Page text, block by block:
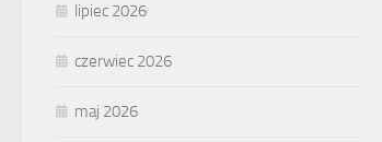
lipiec 2026
czerwiec 2026
maj 2026